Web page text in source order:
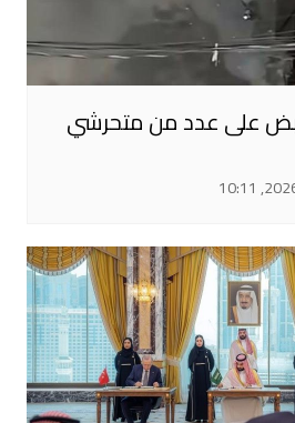
على عدد من متحرشي